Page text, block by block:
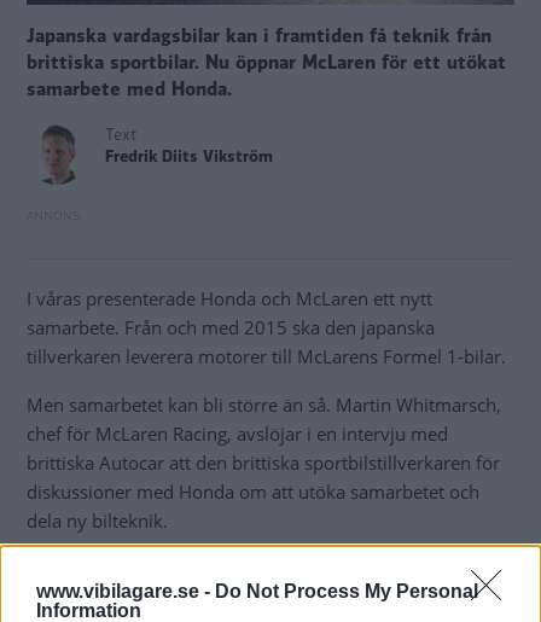
www.vibilagare.se - Do Not Process My Personal
Information
Japanska vardagsbilar kan i framtiden få teknik från
brittiska sportbilar. Nu öppnar McLaren för ett utökat
samarbete med Honda.
Text
Fredrik Diits Vikström
I våras presenterade Honda och McLaren ett nytt
samarbete. Från och med 2015 ska den japanska
tillverkaren leverera motorer till McLarens Formel 1-bilar.
Men samarbetet kan bli större än så. Martin Whitmarsch,
chef för McLaren Racing, avslöjar i en intervju med
brittiska Autocar att den brittiska sportbilstillverkaren för
diskussioner med Honda om att utöka samarbetet och
dela ny bilteknik.
– Just nu har vår division för gatbilar inget samarbete och
Honda skulle vara en bra partner att samarbete med,